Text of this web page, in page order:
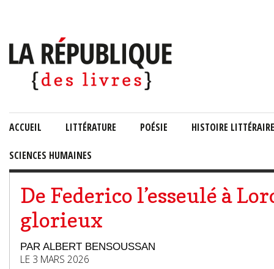
ACCUEIL LITTÉRATURE POÉSIE HISTOIRE LITTÉRAIRE
SCIENCES HUMAINES
De Federico l’esseulé à
glorieux
PAR ALBERT BENSOUSSAN
LE 3 MARS 2026